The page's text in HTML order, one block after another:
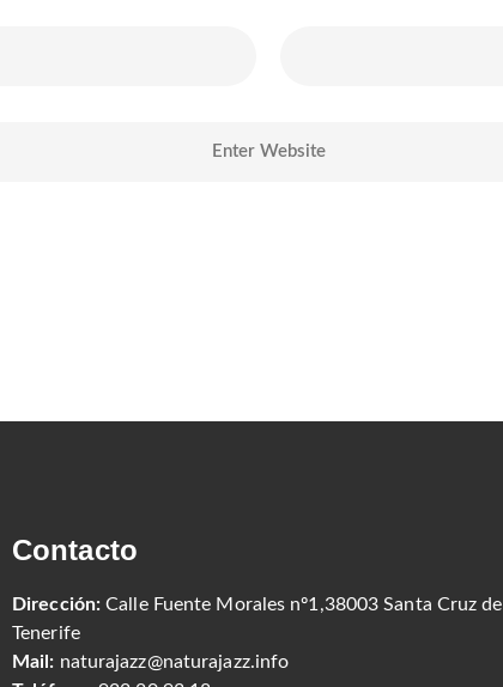
Contacto
Dirección: Calle Fuente Morales nº1,38003 Santa Cruz de
Tenerife
Mail: naturajazz@naturajazz.info